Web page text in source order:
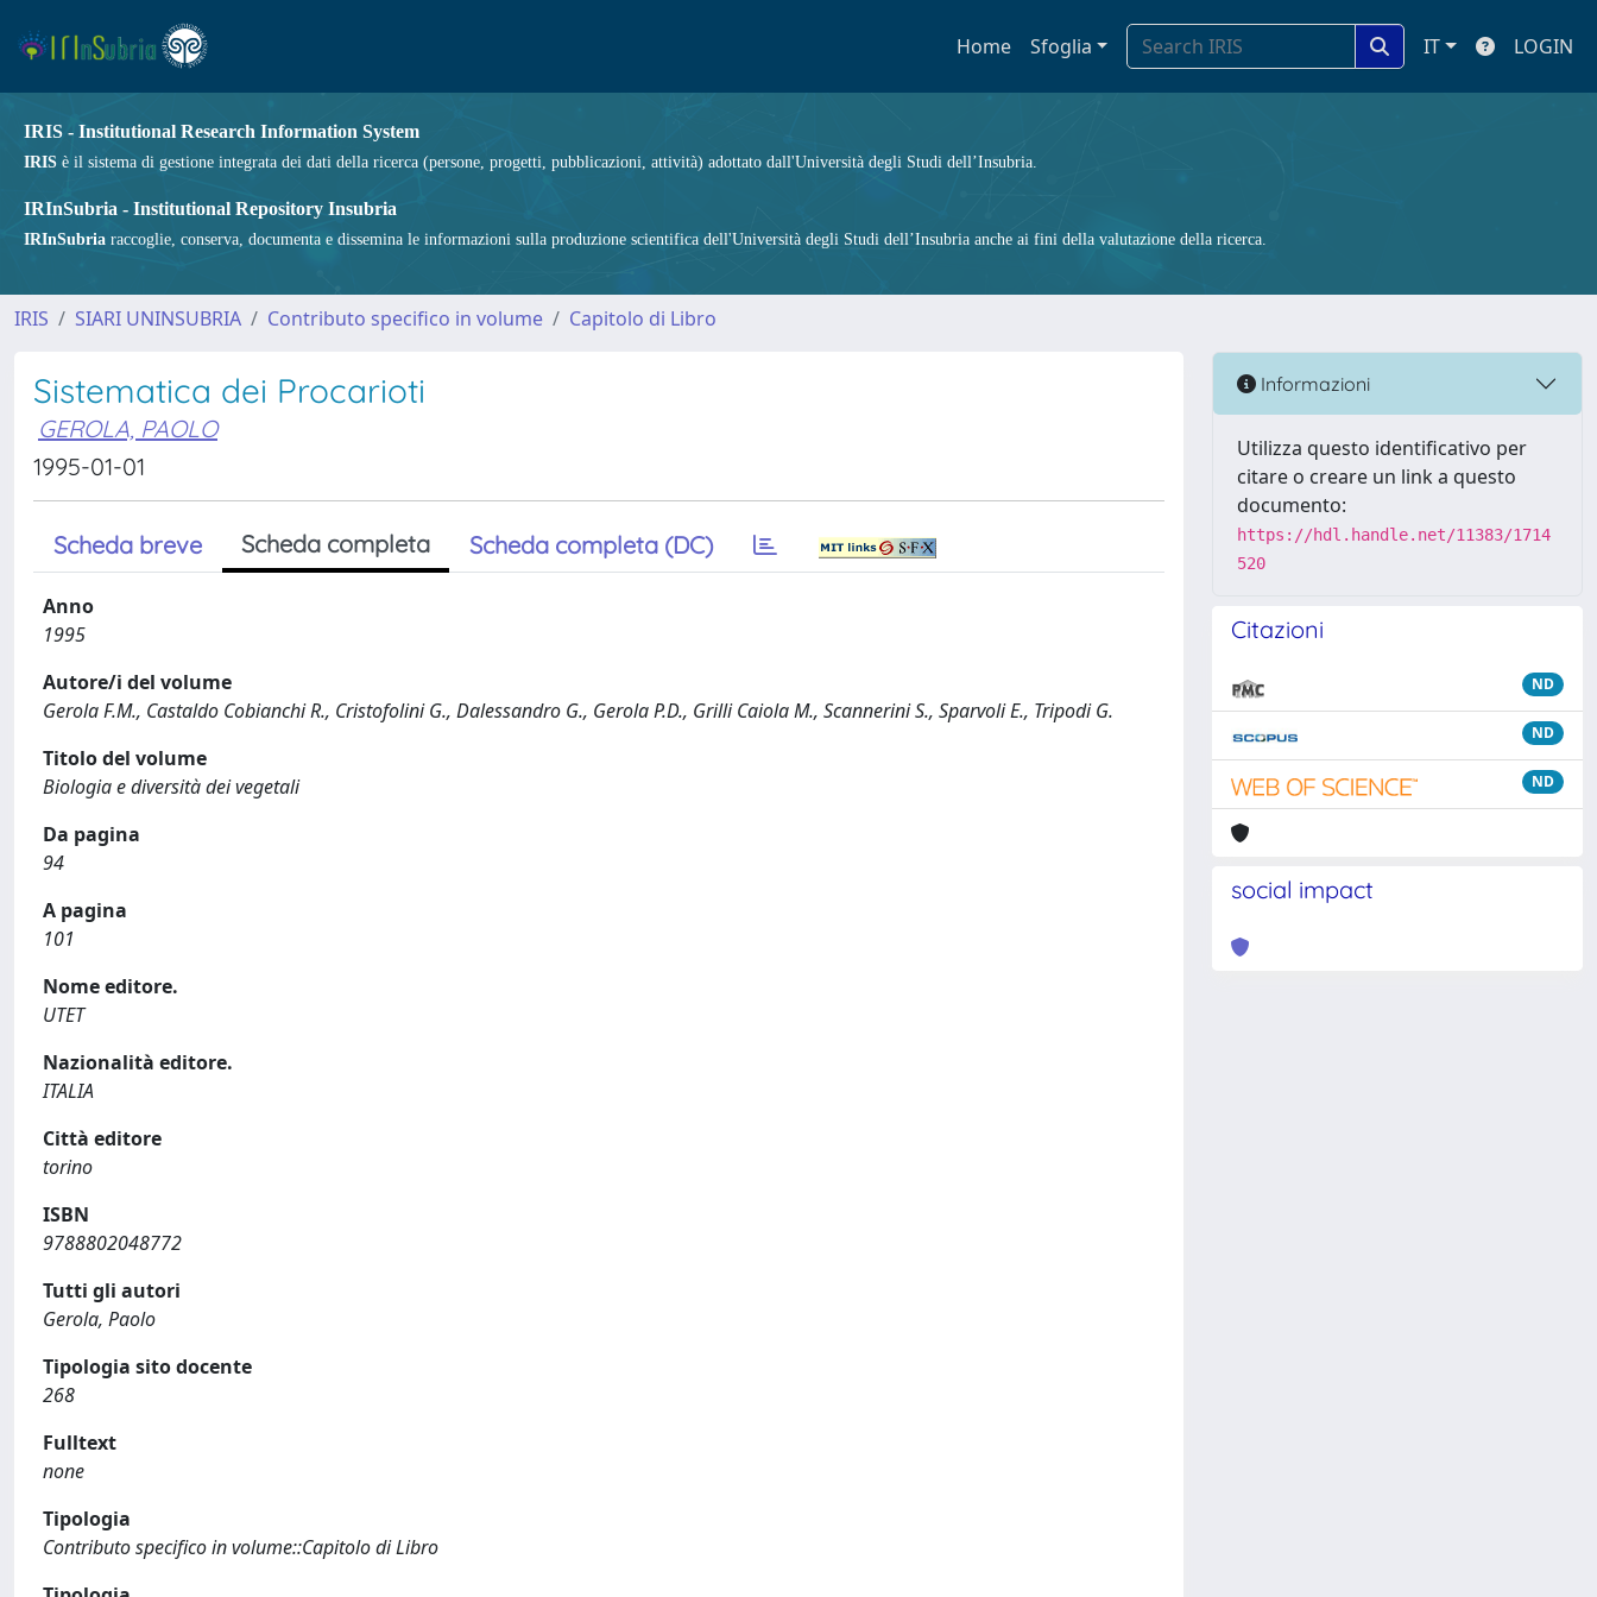
Home Sfoglia IT LOGIN
IRIS - Institutional Research Information System
IRIS è il sistema di gestione integrata dei dati della ricerca (persone, progetti, pubblicazioni, attività) adottato dall'Università degli Studi dell’Insubria.
IRInSubria - Institutional Repository Insubria
IRInSubria raccoglie, conserva, documenta e dissemina le informazioni sulla produzione scientifica dell'Università degli Studi dell’Insubria anche ai fini della valutazione della ricerca.
IRIS SIARI UNINSUBRIA Contributo specifico in volume Capitolo di Libro
Sistematica dei Procarioti
GEROLA, PAOLO
1995-01-01
Scheda breve Scheda completa Scheda completa (DC)
Anno
1995
Autore/i del volume
Gerola F.M., Castaldo Cobianchi R., Cristofolini G., Dalessandro G., Gerola P.D., Grilli Caiola M., Scannerini S., Sparvoli E., Tripodi G.
Titolo del volume
Biologia e diversità dei vegetali
Da pagina
94
A pagina
101
Nome editore.
UTET
Nazionalità editore.
ITALIA
Città editore
torino
ISBN
9788802048772
Tutti gli autori
Gerola, Paolo
Tipologia sito docente
268
Fulltext
none
Tipologia
Contributo specifico in volume::Capitolo di Libro
Informazioni
Utilizza questo identificativo per
citare o creare un link a questo
documento:
https://hdl.handle.net/11383/1714
520
Citazioni
ND
ND
ND
social impact